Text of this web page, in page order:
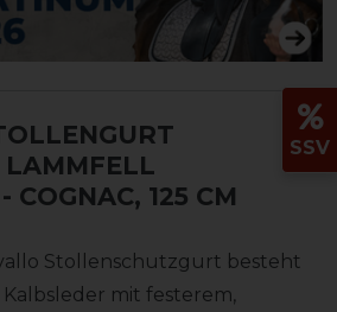
LAMMFELL
- COGNAC, 125 CM
Stollenschutzgurt besteht
mit festerem,
SSV